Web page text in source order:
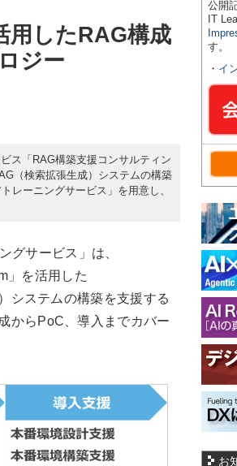
したRAG構成
ジー
ス「RAG構築支援コンサルティン
（検索拡張生成）システムの構築
レーニングサービス」を用意し、
グサービス」は、
」を活用した
システムの構築を支援する
からPoC、導入までカバー
公開
IT
す。
・ イ
お